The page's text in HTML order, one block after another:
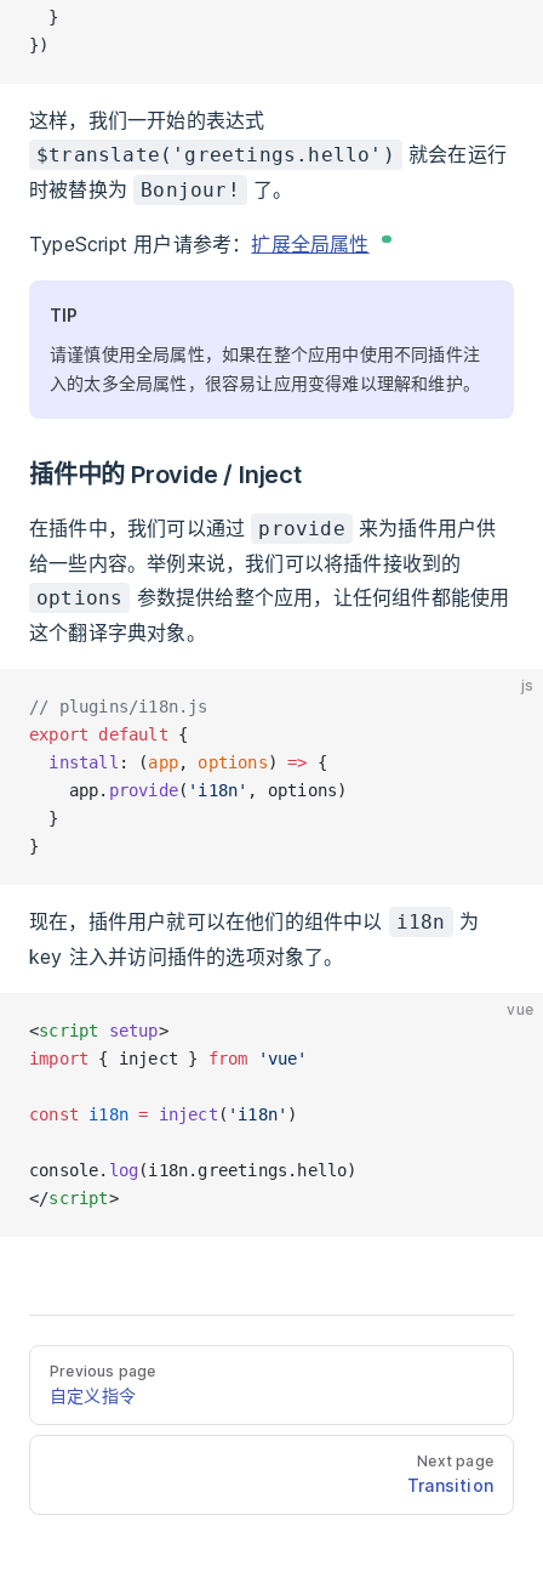
  }
})
这样，我们一开始的表达式
$translate('greetings.hello')
就会在运行
时被替换为
Bonjour! 了。
TypeScript 用户请参考：扩展全局属性
TIP
请谨慎使用全局属性，如果在整个应用中使用不同插件注
入的太多全局属性，很容易让应用变得难以理解和维护。
插件中的 Provide / Inject
在插件中，我们可以通过 provide
来为插件用户供
给一些内容。举例来说，我们可以将插件接收到的
options
参数提供给整个应用，让任何组件都能使用
这个翻译字典对象。
js
// plugins/i18n.js
export default {
  install
: (app, options) => {
    app.
provide( 'i18n' , options)
  }
}
现在，插件用户就可以在他们的组件中以 i18n
为
key 注入并访问插件的选项对象了。
vue
<script setup>
import { inject } from 'vue'
const i18n = inject ( 'i18n' )
console. log (i18n.greetings.hello)
</script>
Previous page
自定义指令
Next page
Transition